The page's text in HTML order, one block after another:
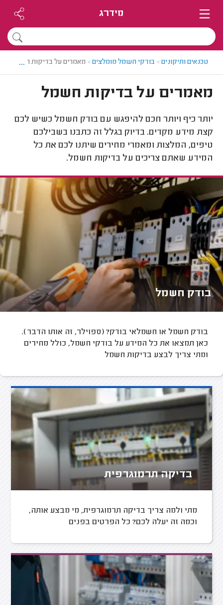
מידרג
טכנאים ותיקונים> בודקי חשמל מומלצים> מאמרים על בדיקות חשמל
...
מאמרים על בדיקות חשמל
יותר כיף ויותר חכם להיפגש עם בודק חשמל כשיש לכם
קצת מידע מקדים. בדיוק בגלל זה כתבנו בשבילכם
טיפים, המלצות ומאמרי מחירים שיתנו לכם את כל
המידע שאתם צריכים על בדיקות חשמל.
בודק חשמל
בודק חשמל או חשמלאי בודק? (ספוילר, זה אותו הדבר).
כאן תמצאו את כל המידע על בודקי חשמל, כולל מחירים
ומתי צריך לבצע בדיקות חשמל
בדיקה תרמוגרפית
מתי ולמה צריך בדיקה תרמוגרפית, מי מבצע אותה,
וכמה זה יעלה לכם? כל הפרטים בפנים